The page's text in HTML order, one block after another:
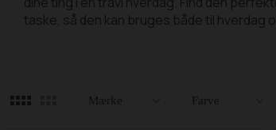
taske, så den kan bruges både til hverdag
Mærke Farve